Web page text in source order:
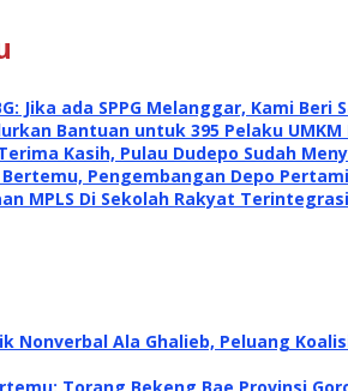
Jika ada SPPG Melanggar, Kami
Bantuan untuk 395 Pelaku
Kasih, Pulau Dudepo Sudah
Bertemu, Pengembangan Depo
MPLS Di Sekolah Rakyat
Nonverbal Ala Ghalieb, Peluang